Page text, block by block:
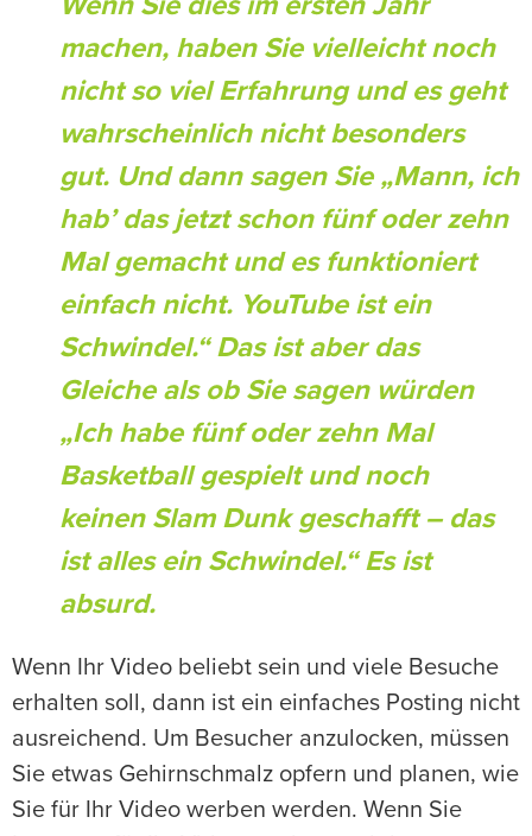
Wenn Sie dies im ersten Jahr
machen, haben Sie vielleicht noch
nicht so viel Erfahrung und es geht
wahrscheinlich nicht besonders
gut. Und dann sagen Sie „Mann, ich
hab’ das jetzt schon fünf oder zehn
Mal gemacht und es funktioniert
einfach nicht. YouTube ist ein
Schwindel.“ Das ist aber das
Gleiche als ob Sie sagen würden
„Ich habe fünf oder zehn Mal
Basketball gespielt und noch
keinen Slam Dunk geschafft – das
ist alles ein Schwindel.“ Es ist
absurd.
Wenn Ihr Video beliebt sein und viele Besuche
erhalten soll, dann ist ein einfaches Posting nicht
ausreichend. Um Besucher anzulocken, müssen
Sie etwas Gehirnschmalz opfern und planen, wie
Sie für Ihr Video werben werden. Wenn Sie